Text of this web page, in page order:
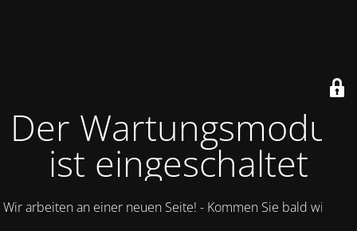
Der Wartungsmodus
ist eingeschaltet
Wir arbeiten an einer neuen Seite! - Kommen Sie bald wieder.